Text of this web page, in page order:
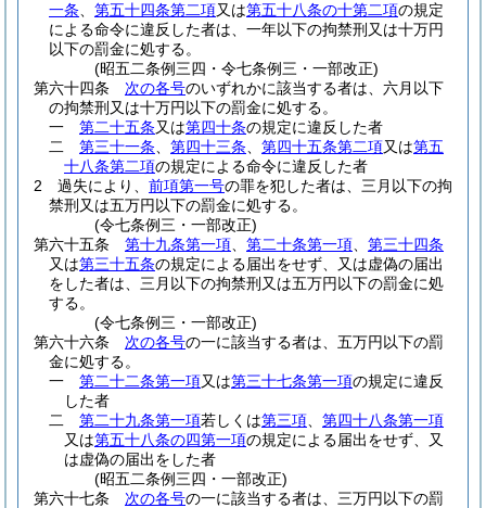
一条
第五十四条第二項又は第五十八条の十第二項の規定
による命令に違反した者は、一年以下の拘禁刑又は十万円
以下の罰金に処する。
(昭五二条例三四・令七条例三・一部改正)
第六十四条
次の各号のいずれかに該当する者は、六月以下
の拘禁刑又は十万円以下の罰金に処する。
一
第二十五条又は第四十条の規定に違反した者
二
第三十一条 第四十三条 第四十五条第二項又は第五
十八条第二項の規定による命令に違反した者
2
過失により、 前項第一号の罪を犯した者は、三月以下の拘
禁刑又は五万円以下の罰金に処する。
(令七条例三・一部改正)
第六十五条
第十九条第一項 第二十条第一項
第三十四条
又は第三十五条の規定による届出をせず、又は虚偽の届出
をした者は、三月以下の拘禁刑又は五万円以下の罰金に処
する。
(令七条例三・一部改正)
第六十六条
次の各号の一に該当する者は、五万円以下の罰
金に処する。
一
第二十二条第一項又は第三十七条第一項の規定に違反
した者
二
第二十九条第一項若しくは第三項
第四十八条第一項
又は第五十八条の四第一項の規定による届出をせず、又
は虚偽の届出をした者
(昭五二条例三四・一部改正)
第六十七条
次の各号の一に該当する者は、三万円以下の罰